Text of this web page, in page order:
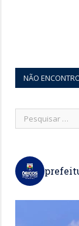
NÃO